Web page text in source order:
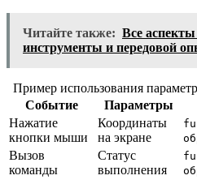
Читайте также: Все
инструменты и передовой
Пример использования
Событие
Параметры
Нажатие
кнопки мыши
Координаты
на экране
Вызов
команды
Статус
выполнения